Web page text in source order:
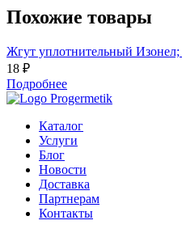
Похожие товары
Жгут уплотнительный
18 ₽
Подробнее
Каталог
Услуги
Блог
Новости
Доставка
Партнерам
Контакты